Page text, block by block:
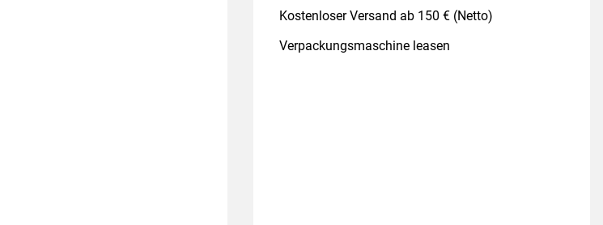
Kostenloser Versand ab 150 € (Netto)
Verpackungsmaschine leasen